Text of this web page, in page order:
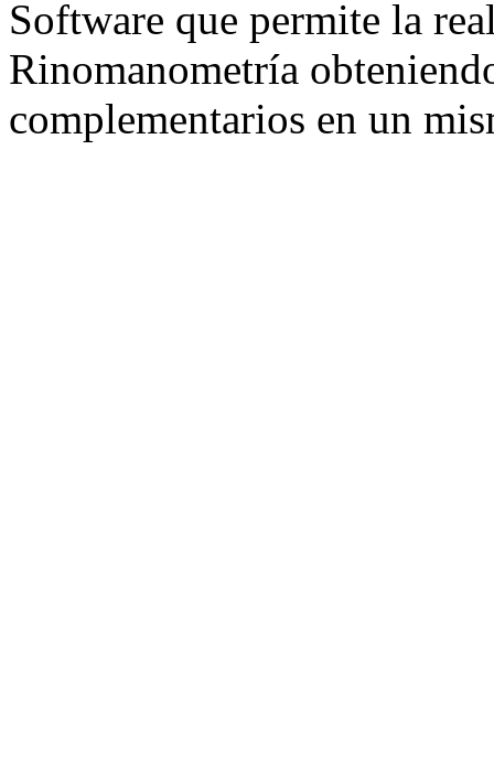
Software que permite la
Rinomanometría
complementarios en un